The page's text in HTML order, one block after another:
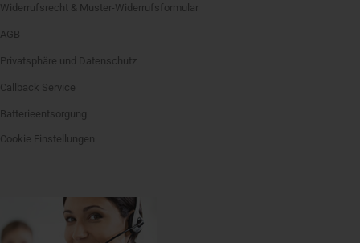
Widerrufsrecht & Muster-Widerrufsformular
AGB
Privatsphäre und Datenschutz
Callback Service
Batterieentsorgung
Cookie Einstellungen